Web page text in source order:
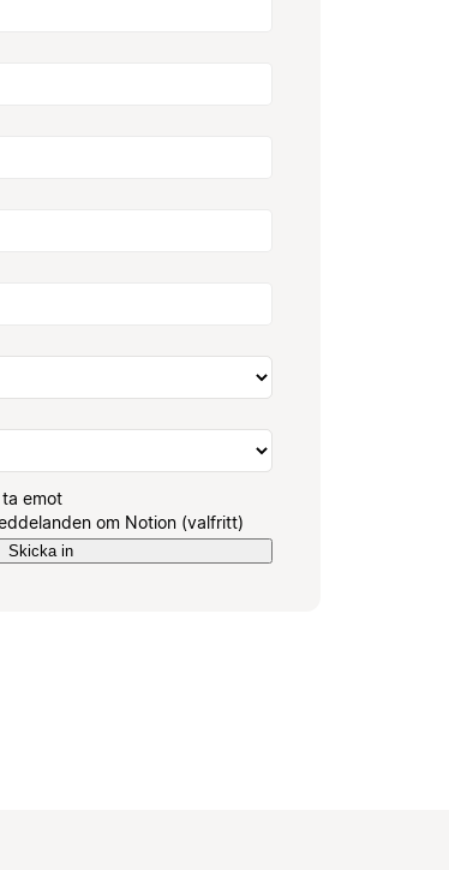
emot
om Notion (valfritt)
Skicka in